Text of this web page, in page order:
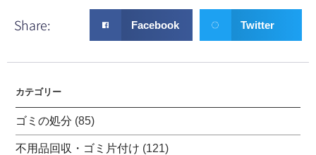
Share: Facebook Twitter
カテゴリー
ゴミの処分 (85)
不用品回収・ゴミ片付け (121)